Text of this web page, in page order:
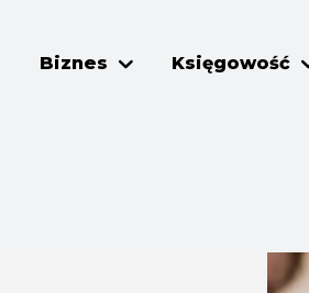
Biznes Księgowość